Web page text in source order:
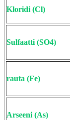
Kloridi (Cl)
Sulfaatti (SO4)
rauta (Fe)
Arseeni (As)